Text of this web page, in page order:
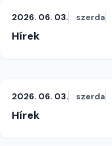
2026. 06. 03. szerda
Hírek
2026. 06. 03. szerda
Hírek